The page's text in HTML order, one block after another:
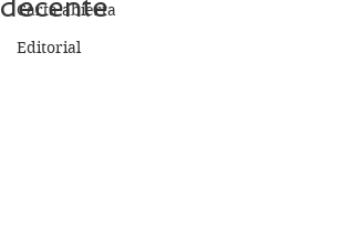
Carta abierta
Editorial
decente